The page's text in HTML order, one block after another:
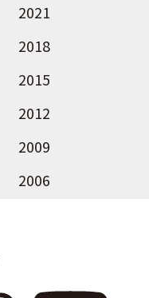
2021
2018
2015
2012
2009
2006